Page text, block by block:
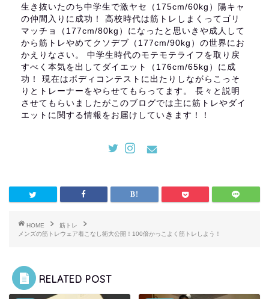
生き抜いたのち中学生で激ヤセ（175cm/60kg）陽キャ
の仲間入りに成功！ 高校時代は筋トレしまくってゴリ
マッチョ（177cm/80kg）になったと思いきや成人して
から筋トレやめてクソデブ（177cm/90kg）の世界にお
かえりなさい。 中学生時代のモテモテライフを取り戻
すべく本気を出してダイエット（176cm/65kg）に成
功！ 現在はボディコンテストに出たりしながらこっそ
りとトレーナーをやらせてもらってます。 長々と説明
させてもらいましたがこのブログでは主に筋トレやダイ
エットに関する情報をお届けしていきます！！
HOME
筋トレ
メンズの筋トレウェア着こなし術大公開！100倍かっこよく筋トレしよう！
RELATED POST